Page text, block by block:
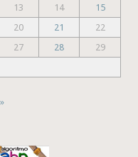
13 14
15
20 21
22
27 28
29